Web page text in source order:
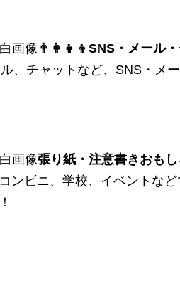
画像 👨‍👩‍👧‍👦SNS・メール
、チャットなど、SNS・メ
画像張り紙・注意書きおも
ンビニ、学校、イベントな